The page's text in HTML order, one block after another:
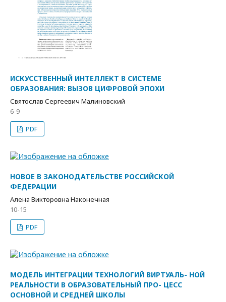
ИСКУССТВЕННЫЙ ИНТЕЛЛЕКТ В СИСТЕМЕ
ОБРАЗОВАНИЯ: ВЫЗОВ ЦИФРОВОЙ ЭПОХИ
Святослав Сергеевич Малиновский
6-9
PDF
НОВОЕ В ЗАКОНОДАТЕЛЬСТВЕ РОССИЙСКОЙ
ФЕДЕРАЦИИ
Алена Викторовна Наконечная
10-15
PDF
МОДЕЛЬ ИНТЕГРАЦИИ ТЕХНОЛОГИЙ ВИРТУАЛЬ- НОЙ
РЕАЛЬНОСТИ В ОБРАЗОВАТЕЛЬНЫЙ ПРО- ЦЕСС
ОСНОВНОЙ И СРЕДНЕЙ ШКОЛЫ